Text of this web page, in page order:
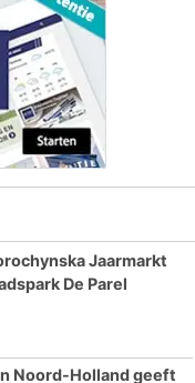
Jaarmarkt
De Parel
Noord-Holland geeft